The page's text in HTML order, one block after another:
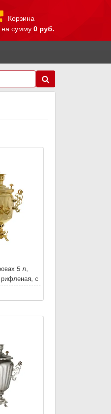
Корзина
на сумму 0 руб.
5 л,
с